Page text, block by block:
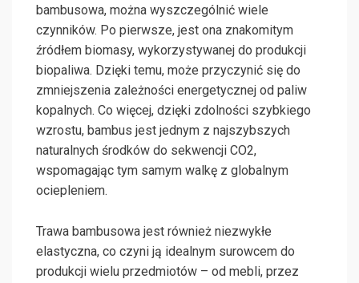
bambusowa, można wyszczególnić wiele
czynników. Po pierwsze, jest ona znakomitym
źródłem biomasy, wykorzystywanej do produkcji
biopaliwa. Dzięki temu, może przyczynić się do
zmniejszenia zależności energetycznej od paliw
kopalnych. Co więcej, dzięki zdolności szybkiego
wzrostu, bambus jest jednym z najszybszych
naturalnych środków do sekwencji CO2,
wspomagając tym samym walkę z globalnym
ociepleniem.
Trawa bambusowa jest również niezwykłe
elastyczna, co czyni ją idealnym surowcem do
produkcji wielu przedmiotów – od mebli, przez